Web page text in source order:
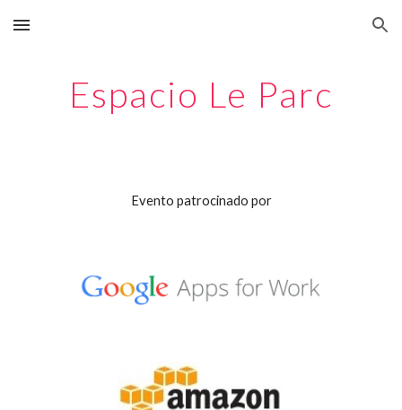
Skip to main content Skip to navigation
Espacio Le Parc
Evento patrocinado por